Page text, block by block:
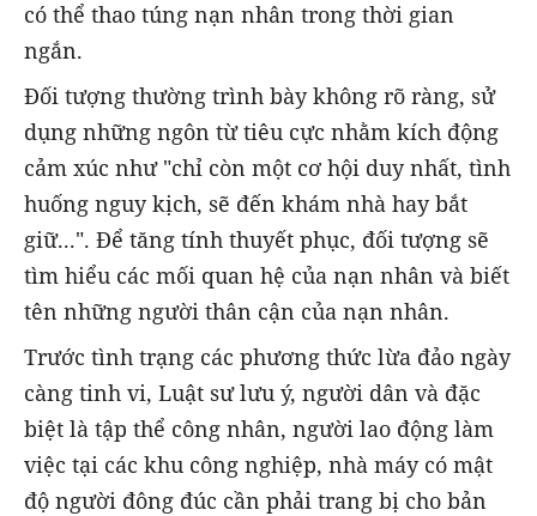
có thể thao túng nạn nhân trong thời gian
ngắn.
Đối tượng thường trình bày không rõ ràng, sử
dụng những ngôn từ tiêu cực nhằm kích động
cảm xúc như "chỉ còn một cơ hội duy nhất, tình
huống nguy kịch, sẽ đến khám nhà hay bắt
giữ...". Để tăng tính thuyết phục, đối tượng sẽ
tìm hiểu các mối quan hệ của nạn nhân và biết
tên những người thân cận của nạn nhân.
Trước tình trạng các phương thức lừa đảo ngày
càng tinh vi, Luật sư lưu ý, người dân và đặc
biệt là tập thể công nhân, người lao động làm
việc tại các khu công nghiệp, nhà máy có mật
độ người đông đúc cần phải trang bị cho bản